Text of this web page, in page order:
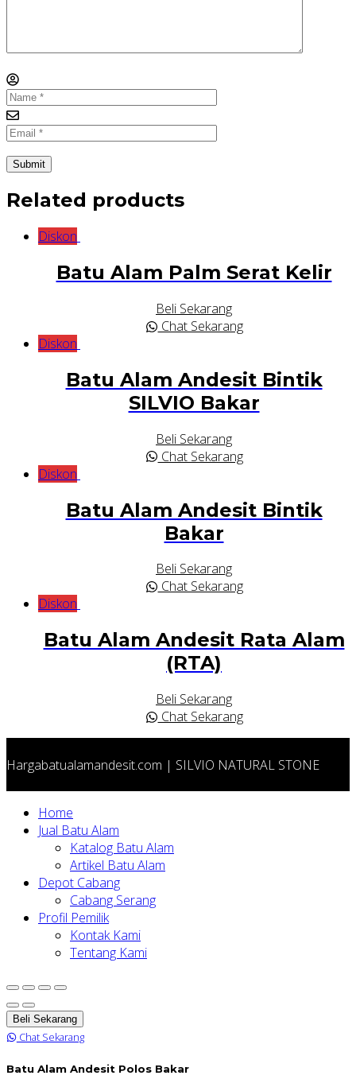
Related products
Diskon
Batu Alam Palm Serat Kelir
Beli Sekarang
Chat Sekarang
Diskon
Batu Alam Andesit Bintik
SILVIO Bakar
Beli Sekarang
Chat Sekarang
Diskon
Batu Alam Andesit Bintik
Bakar
Beli Sekarang
Chat Sekarang
Diskon
Batu Alam Andesit Rata Alam
(RTA)
Beli Sekarang
Chat Sekarang
Hargabatualamandesit.com | SILVIO NATURAL STONE
Home
Jual Batu Alam
Katalog Batu Alam
Artikel Batu Alam
Depot Cabang
Cabang Serang
Profil Pemilik
Kontak Kami
Tentang Kami
Beli Sekarang
Chat Sekarang
Batu Alam Andesit Polos Bakar